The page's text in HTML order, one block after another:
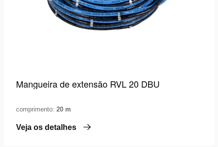
Mangueira de extensão RVL 20 DBU
comprimento: 20 m
Veja os detalhes